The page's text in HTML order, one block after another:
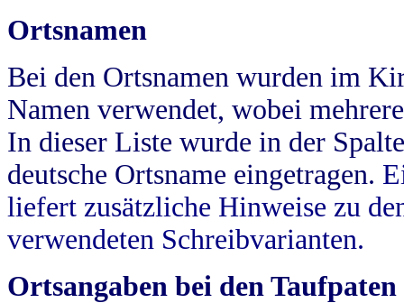
Ortsnamen
Bei den Ortsnamen wurden im
Namen verwendet, wobei
In dieser Liste wurde in der
deutsche Ortsname eingetragen.
liefert zusätzliche Hinweise zu
verwendeten Schreibvarianten.
Ortsangaben bei den Taufpaten